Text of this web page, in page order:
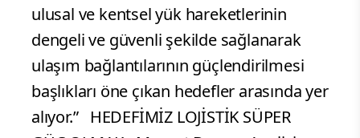
ulusal ve kentsel yük hareketlerinin
dengeli ve güvenli şekilde sağlanarak
ulaşım bağlantılarının güçlendirilmesi
başlıkları öne çıkan hedefler arasında yer
alıyor.” HEDEFİMİZ LOJİSTİK SÜPER